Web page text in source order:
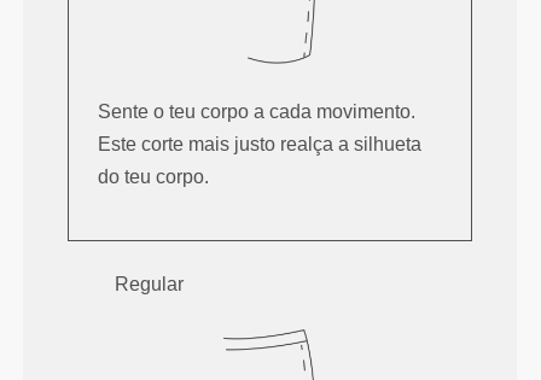
Sente o teu corpo a cada movimento.
Este corte mais justo realça a silhueta
do teu corpo.
Regular